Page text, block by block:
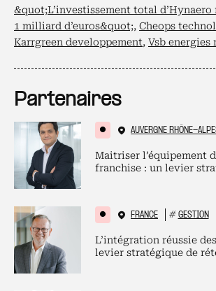
&quot;L’investissement total d’Hynaero
1 milliard d’euros&quot;, Cheops
Karrgreen developpement, Vsb energies
Partenaires
AUVERGNE RHÔNE-
Maitriser l’équipement
franchise : un levier
FRANCE # GESTION
L’intégration réussie
levier stratégique de